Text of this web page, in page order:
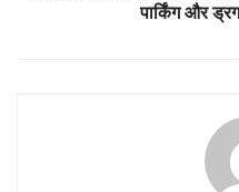
पार्किंग और